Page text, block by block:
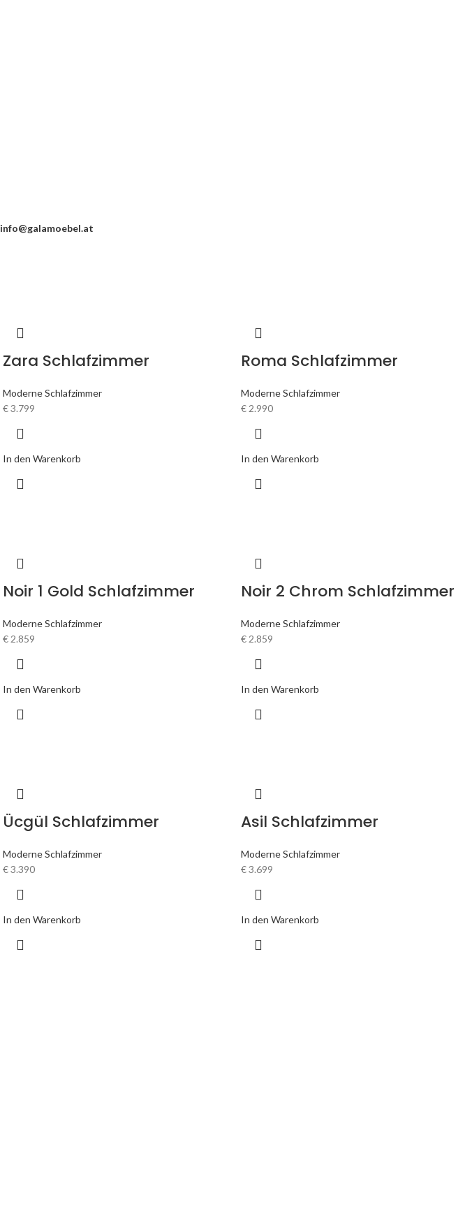
info@galamoebel.at
Zara Schlafzimmer
Moderne Schlafzimmer
€3.799
In den Warenkorb
Roma Schlafzimmer
Moderne Schlafzimmer
€2.990
In den Warenkorb
Noir 1 Gold Schlafzimmer
Moderne Schlafzimmer
€2.859
In den Warenkorb
Noir 2 Chrom Schlafzimmer
Moderne Schlafzimmer
€2.859
In den Warenkorb
Ücgül Schlafzimmer
Moderne Schlafzimmer
€3.390
In den Warenkorb
Asil Schlafzimmer
Moderne Schlafzimmer
€3.699
In den Warenkorb